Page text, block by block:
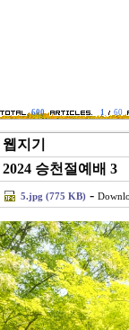
600 1 60
웹지기
2024 승천절예배 3
5.jpg (775 KB)-